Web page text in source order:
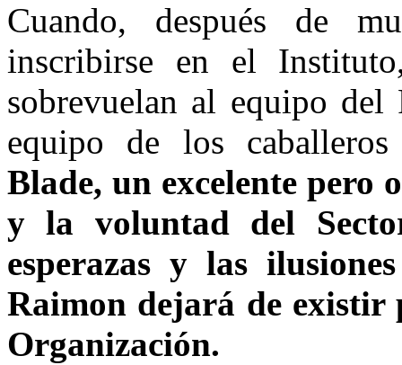
Cuando, después de
inscribirse en el
sobrevuelan al equipo
equipo de los
Blade, un excelente pero
y la voluntad del
esperazas y las
Raimon dejará de existir
Organización.